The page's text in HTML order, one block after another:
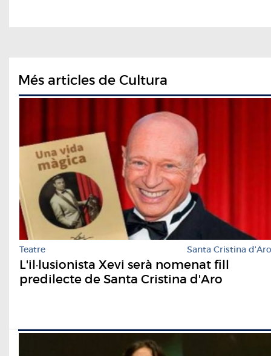
Més articles de Cultura
Teatre Santa Cristina d'Aro
L'il·lusionista Xevi serà nomenat fill
predilecte de Santa Cristina d'Aro